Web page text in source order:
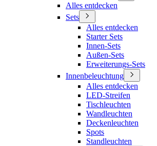
Alles entdecken
Sets
Alles entdecken
Starter Sets
Innen-Sets
Außen-Sets
Erweiterungs-Sets
Innenbeleuchtung
Alles entdecken
LED-Streifen
Tischleuchten
Wandleuchten
Deckenleuchten
Spots
Standleuchten